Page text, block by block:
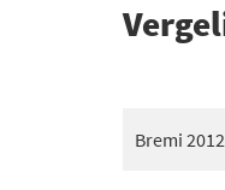
Bremi